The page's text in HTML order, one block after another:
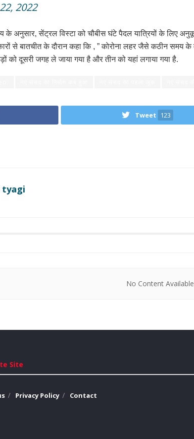
2022
के अनुसार, सेंट्रल विस्टा को चौबीस घंटे पैदल यात्रियों के लिए
से बातचीत के दौरान कहा कि , ” कोरोना लहर जैसे कठीन समय के
को दूसरी जगह ले जाया गया है और तीन को यहां लगाया गया है.
Tweet 123
tyagi
No Content Available
Site
Privacy Policy Contact